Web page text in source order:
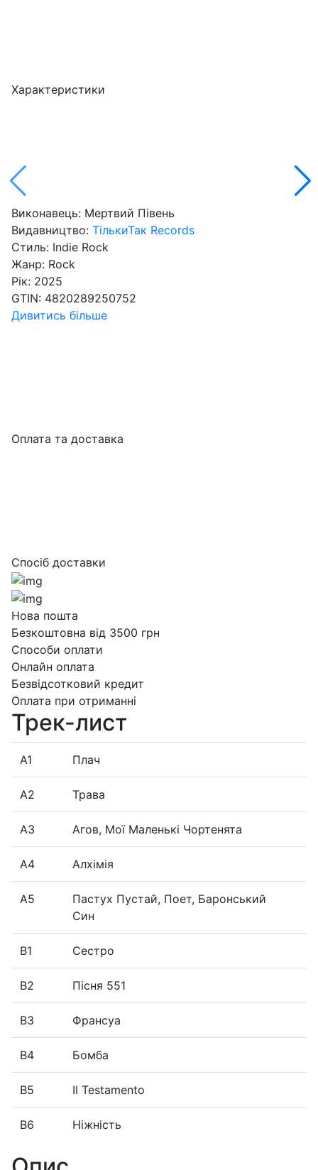
Характеристики
Виконавець: Мертвий Півень
Видавництво: ТількиТак Records
Стиль: Indie Rock
Жанр: Rock
Рік: 2025
GTIN: 4820289250752
Дивитись більше
Оплата та доставка
Спосіб доставки
Нова пошта
Безкоштовна від 3500 грн
Способи оплати
Онлайн оплата
Безвідсотковий кредит
Оплата при отриманні
Трек-лист
A1 Плач
A2 Трава
A3 Агов, Мої Маленькі Чортенята
A4 Алхімія
A5
Пастух Пустай, Поет, Баронський
Син
B1 Сестро
B2 Пісня 551
B3 Франсуа
B4 Бомба
B5 Il Testamento
B6 Ніжність